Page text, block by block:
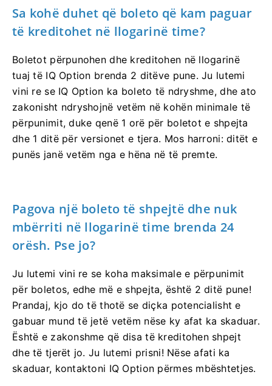
Sa kohë duhet që boleto që kam paguar
të kreditohet në llogarinë time?
Boletot përpunohen dhe kreditohen në llogarinë
tuaj të IQ Option brenda 2 ditëve pune. Ju lutemi
vini re se IQ Option ka boleto të ndryshme, dhe ato
zakonisht ndryshojnë vetëm në kohën minimale të
përpunimit, duke qenë 1 orë për boletot e shpejta
dhe 1 ditë për versionet e tjera. Mos harroni: ditët e
punës janë vetëm nga e hëna në të premte.
Pagova një boleto të shpejtë dhe nuk
mbërriti në llogarinë time brenda 24
orësh. Pse jo?
Ju lutemi vini re se koha maksimale e përpunimit
për boletos, edhe më e shpejta, është 2 ditë pune!
Prandaj, kjo do të thotë se diçka potencialisht e
gabuar mund të jetë vetëm nëse ky afat ka skaduar.
Është e zakonshme që disa të kreditohen shpejt
dhe të tjerët jo. Ju lutemi prisni! Nëse afati ka
skaduar, kontaktoni IQ Option përmes mbështetjes.